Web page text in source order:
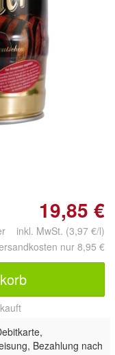
19,85 €
inkl. MwSt. (3,97 €/l)
nur 8,95 €
Bezahlung nach